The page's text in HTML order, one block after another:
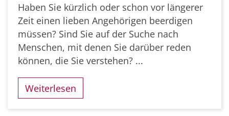
Haben Sie kürzlich oder schon vor längerer
Zeit einen lieben Angehörigen beerdigen
müssen? Sind Sie auf der Suche nach
Menschen, mit denen Sie darüber reden
können, die Sie verstehen? ...
Weiterlesen